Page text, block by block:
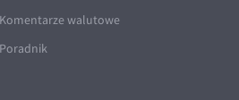
Komentarze walutowe
Poradnik